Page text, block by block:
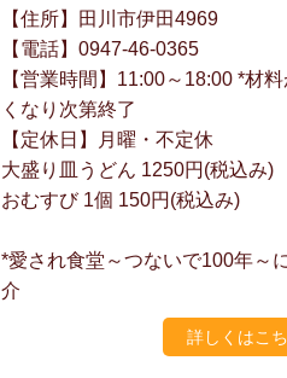
【住所】田川市伊田4969
【電話】0947-46-0365
【営業時間】11:00～18:00 *材
くなり次第終了
【定休日】月曜・不定休
大盛り皿うどん 1250円(税込み)
おむすび 1個 150円(税込み)
*愛され食堂～つないで100年～
介
詳しくはこ